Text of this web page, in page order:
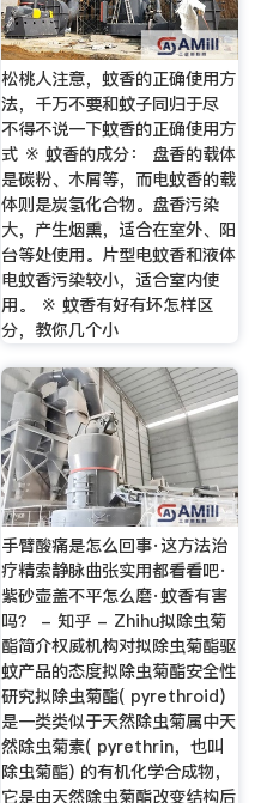
松桃人注意，蚊香的正确使用方
法，千万不要和蚊子同归于尽
不得不说一下蚊香的正确使用方
式 ※ 蚊香的成分： 盘香的载体
是碳粉、木屑等，而电蚊香的载
体则是炭氢化合物。盘香污染
大，产生烟熏，适合在室外、阳
台等处使用。片型电蚊香和液体
电蚊香污染较小，适合室内使
用。 ※ 蚊香有好有坏怎样区
分，教你几个小
手臂酸痛是怎么回事·这方法治
疗精索静脉曲张实用都看看吧·
紫砂壶盖不平怎么磨·蚊香有害
吗？ - 知乎 - Zhihu拟除虫菊
酯简介权威机构对拟除虫菊酯驱
蚊产品的态度拟除虫菊酯安全性
研究拟除虫菊酯( pyrethroid)
是一类类似于天然除虫菊属中天
然除虫菊素( pyrethrin，也叫
除虫菊酯) 的有机化学合成物，
它是由天然除虫菊酯改变结构后